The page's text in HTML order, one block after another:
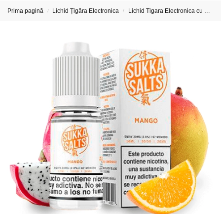
Prima pagină / Lichid Țigăra Electronica / Lichid Tigara Electronica cu Nicotina